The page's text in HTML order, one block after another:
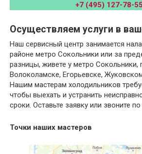
+7 (495) 127-78-55
Осуществляем услуги в
Наш сервисный центр занимается
районе метро Сокольники или за
разницы, живете у метро Сокольники,
Волоколамске, Егорьевске,
Нашим мастерам холодильников
чтобы выехать и устранить
сроки. Оставьте заявку или звоните
Точки наших мастеров